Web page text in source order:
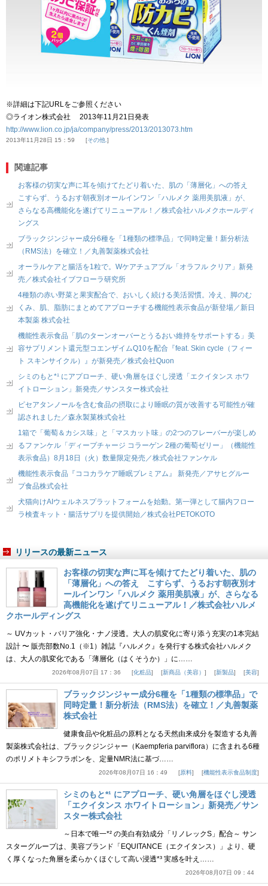
※詳細は下記URLをご参照ください
◎ライオン株式会社 2013年11月21日発表
http://www.lion.co.jp/ja/company/press/2013/2013073.htm
2013年11月28日 15：59 その他.
関連記事
お客様の切実な声に耳を傾けてたどり着いた、肌の「薄層化」への答え
こすらず、うるおす朝夜別オールインワン「ハルメク 薬用美肌液」が、
さらなる高機能化を遂げてリニューアル！／株式会社ハルメクホールディ
ングス
ブラックジンジャー成分6種を「1種類の標準品」で同時定量！新分析法
（RMS法）を確立！／丸善製薬株式会社
オーラルケアと腸活を1粒で。Wケアチュアブル「オラフル クリア」新発
売／株式会社イブフローラ研究所
4種類の赤い野菜と果実配合で、おいしく続ける美活習慣。冷え、脚のむ
くみ、肌、脂肪にまとめてアプローチする機能性表示食品が新登場／新日
本製薬 株式会社
機能性表示食品「肌のターンオーバーとうるおい維持をサポートする」美
容サプリメント還元型コエンザイムQ10を配合『feat. Skin cycle（フィー
ト スキンサイクル）』が新発売／株式会社Quon
シミのもと*¹ にアプローチ、硬い角層をほぐし浸透「エクイタンス ホワ
イトローション」新発売／サンスター株式会社
ピセアタンノールを含む食品の摂取により睡眠の質が改善する可能性が確
認されました／森永製菓株式会社
1箱で「葡萄＆カシス味」と「マスカット味」の2つのフレーバーが楽しめ
るファンケル「ディープチャージ コラーゲン 2種の葡萄ゼリー」（機能性
表示食品）8月18日（火）数量限定発売／株式会社ファンケル
機能性表示食品『ココカラケア睡眠プレミアム』 新発売／アサヒグルー
プ食品株式会社
犬猫向けAIウェルネスプラットフォームを始動。第一弾として腸内フロー
ラ検査キット・腸活サプリを提供開始／株式会社PETOKOTO
リリースの最新ニュース
お客様の切実な声に耳を傾けてたどり着いた、肌の
「薄層化」への答え こすらず、うるおす朝夜別オ
ールインワン「ハルメク 薬用美肌液」が、さらなる
高機能化を遂げてリニューアル！／株式会社ハルメ
クホールディングス
～ UVカット・バリア強化・ナノ浸透。大人の肌変化に寄り添う充実の1本完結
設計 〜 販売部数No.1（※1）雑誌『ハルメク』を発行する株式会社ハルメク
は、大人の肌変化である「薄層化（はくそうか）」に……
2026年08月07日 17：36 化粧品 新商品（美容） 新製品 美容
ブラックジンジャー成分6種を「1種類の標準品」で
同時定量！新分析法（RMS法）を確立！／丸善製薬
株式会社
健康食品や化粧品の原料となる天然由来成分を製造する丸善
製薬株式会社は、ブラックジンジャー（Kaempferia parviflora）に含まれる6種
のポリメトキシフラボンを、定量NMR法に基づ……
2026年08月07日 16：49 原料 機能性表示食品制度
シミのもと*¹ にアプローチ、硬い角層をほぐし浸透
「エクイタンス ホワイトローション」新発売／サン
スター株式会社
～日本で唯一*² の美白有効成分「リノレックS」配合～ サン
スターグループは、美容ブランド「EQUITANCE（エクイタンス）」より、硬
く厚くなった角層を柔らかくほぐして高い浸透*³ 実感を叶え……
2026年08月07日 09：44